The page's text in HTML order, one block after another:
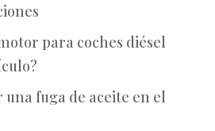
para coches diésel
una fuga de aceite en el